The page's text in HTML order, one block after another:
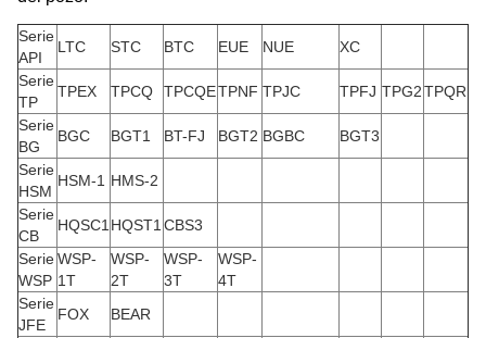
Serie
API
LTC STC BTC EUE NUE
XC
Serie
TP
TPEX TPCQ TPCQETPNF TPJC TPFJ TPG2TPQR
Serie
BG
BGC BGT1 BT-FJ BGT2 BGBC
BGT3
Serie
HSM
HSM-1 HMS-2
Serie
CB
HQSC1HQST1CBS3
Serie
WSP
WSP-
1T
WSP-
2T
WSP-
3T
WSP-
4T
Serie
JFE
FOX
BEAR